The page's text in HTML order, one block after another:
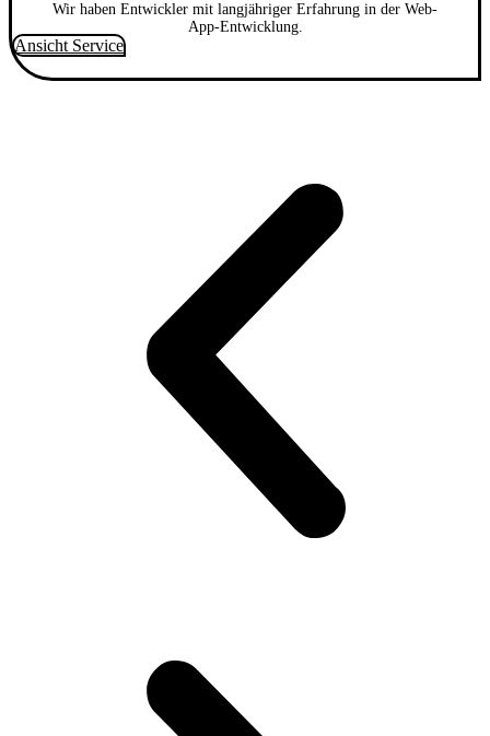
Wir haben Entwickler mit langjähriger Erfahrung in der Web-
App-Entwicklung.
Ansicht Service